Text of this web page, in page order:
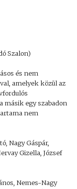
Szalon)
és nem
amelyek közül az
másik egy szabadon
nem
Nagy Gáspár,
Gizella, József
Nemes-Nagy